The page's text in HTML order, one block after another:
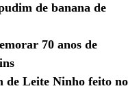
de banana de
70 anos de
de Leite Ninho feito no